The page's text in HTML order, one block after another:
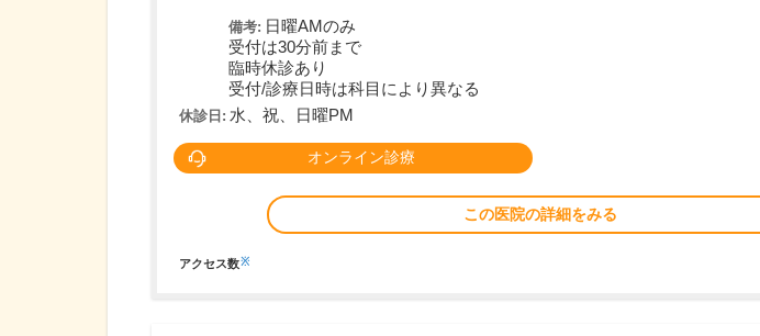
備考: 日曜AMのみ
受付は30分前まで
臨時休診あり
受付/診療日時は科目により異なる
休診日: 水、祝、日曜PM
オンライン診療
この医院の詳細をみる
アクセス数※